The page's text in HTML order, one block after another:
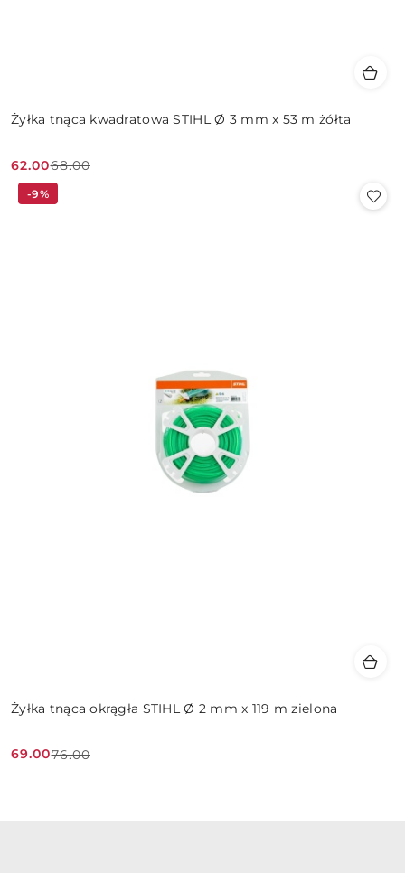
Żyłka tnąca kwadratowa STIHL Ø 3 mm x 53 m żółta
Cena
promocyjna:
62.00
Cena
przed
68.00
Żyłka tnąca okrągła STIHL Ø 2 mm x 119 m zielona
Cena
69.00
Cena
76.00
-9%